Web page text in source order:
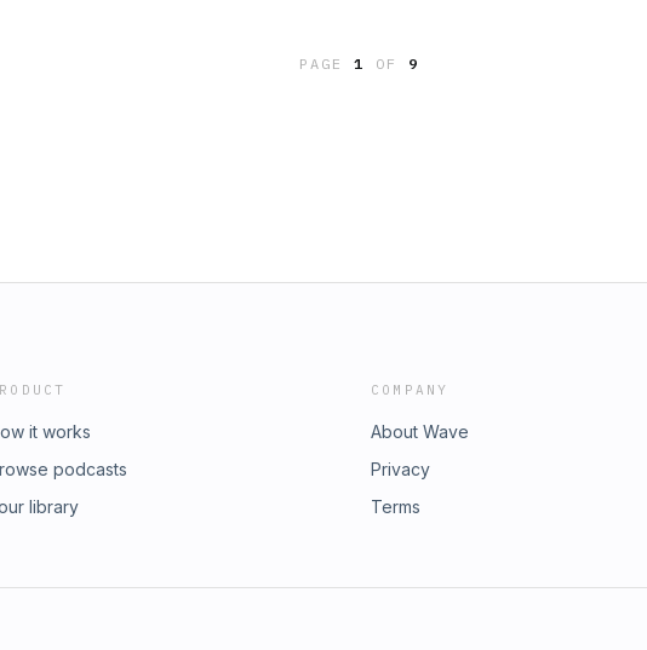
PAGE1 OF 9
it works
podcasts
library
COMPANY
About Wave
Privacy
Terms